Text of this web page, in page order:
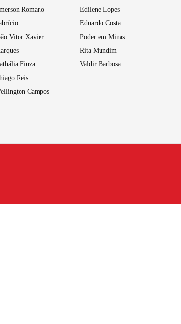
Romano
Vitor Xavier
Fiuza
Reis
Campos
Edilene Lopes
Eduardo Costa
Poder em Minas
Rita Mundim
Valdir Barbosa